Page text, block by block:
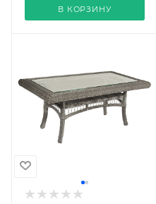
В КОРЗИНУ